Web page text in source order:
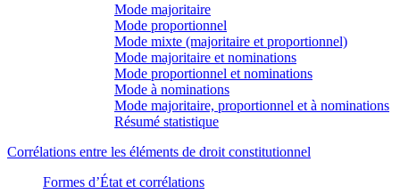
Mode majoritaire
Mode proportionnel
Mode mixte (majoritaire et proportionnel)
Mode majoritaire et nominations
Mode proportionnel et nominations
Mode à nominations
Mode majoritaire, proportionnel et à nominations
Résumé statistique
Corrélations entre les éléments de droit constitutionnel
Formes d’État et corrélations